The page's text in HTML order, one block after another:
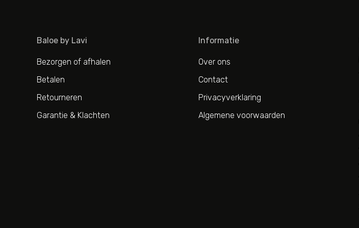
Baloe by Lavi
Bezorgen of afhalen
Betalen
Retourneren
Garantie & Klachten
Informatie
Over ons
Contact
Privacyverklaring
Algemene voorwaarden